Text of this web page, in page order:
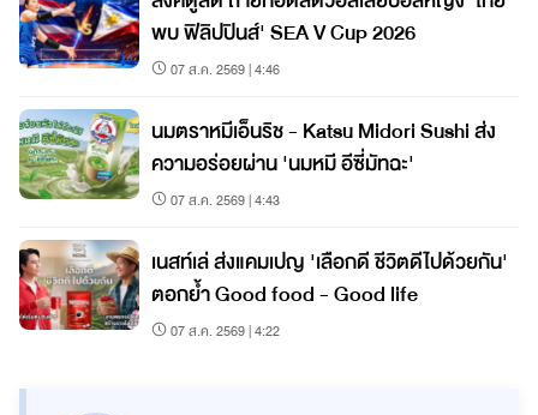
พบ ฟิลิปปินส์' SEA V Cup 2026
07 ส.ค. 2569 | 4:46
นมตราหมีเอ็นริช - Katsu Midori Sushi ส่ง
ความอร่อยผ่าน 'นมหมี อีซี่มัทฉะ'
07 ส.ค. 2569 | 4:43
เนสท์เล่ ส่งแคมเปญ 'เลือกดี ชีวิตดีไปด้วยกัน'
ตอกย้ำ Good food - Good life
07 ส.ค. 2569 | 4:22